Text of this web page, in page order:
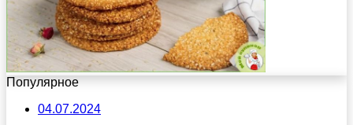
Популярное
04.07.2024